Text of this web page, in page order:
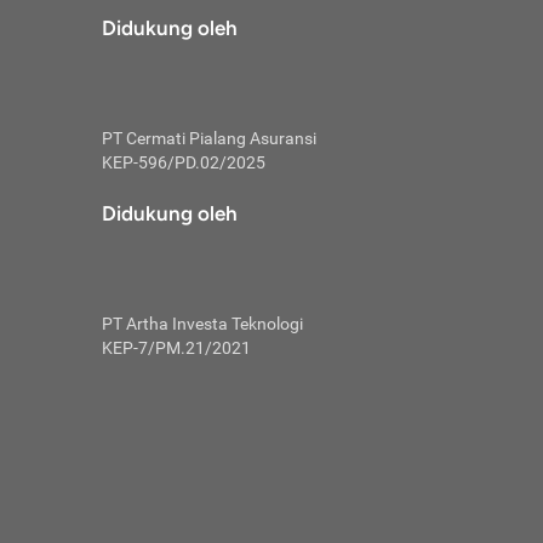
tidak
skor
Mulai
kembali ideal.
utang
Didukung oleh
PT Cermati Pialang Asuransi
KEP-596/PD.02/2025
Didukung oleh
PT Artha Investa Teknologi
KEP-7/PM.21/2021